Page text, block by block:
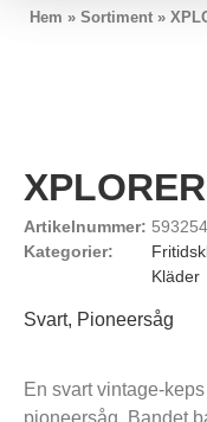
Hem » Sortiment »
Artikelnummer:
Kategorier:
Kläder
Svart, Pioneersåg
En svart vintage-
pioneersåg. Bandet